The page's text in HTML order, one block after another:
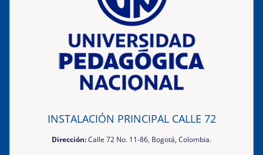
INSTALACIÓN PRINCIPAL CALLE 72
Dirección:Calle 72 No. 11-86, Bogotá, Colombia.